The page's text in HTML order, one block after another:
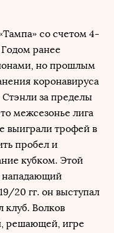
со счетом 4-
ранее
но прошлым
коронавируса
за пределы
межсезонье лига
выиграли трофей в
пробел и
кубком. Этой
нападающий
20 гг. он выступал
клуб. Волков
решающей, игре